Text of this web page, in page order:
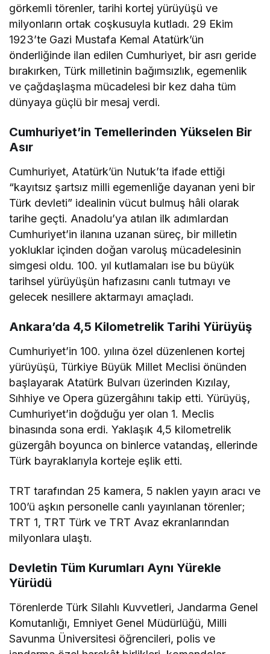
görkemli törenler, tarihi kortej yürüyüşü ve
milyonların ortak coşkusuyla kutladı. 29 Ekim
1923’te Gazi Mustafa Kemal Atatürk’ün
önderliğinde ilan edilen Cumhuriyet, bir asrı geride
bırakırken, Türk milletinin bağımsızlık, egemenlik
ve çağdaşlaşma mücadelesi bir kez daha tüm
dünyaya güçlü bir mesaj verdi.
Cumhuriyet’in Temellerinden Yükselen Bir
Asır
Cumhuriyet, Atatürk’ün Nutuk’ta ifade ettiği
“kayıtsız şartsız milli egemenliğe dayanan yeni bir
Türk devleti” idealinin vücut bulmuş hâli olarak
tarihe geçti. Anadolu’ya atılan ilk adımlardan
Cumhuriyet’in ilanına uzanan süreç, bir milletin
yokluklar içinden doğan varoluş mücadelesinin
simgesi oldu. 100. yıl kutlamaları ise bu büyük
tarihsel yürüyüşün hafızasını canlı tutmayı ve
gelecek nesillere aktarmayı amaçladı.
Ankara’da 4,5 Kilometrelik Tarihi Yürüyüş
Cumhuriyet’in 100. yılına özel düzenlenen kortej
yürüyüşü, Türkiye Büyük Millet Meclisi önünden
başlayarak Atatürk Bulvarı üzerinden Kızılay,
Sıhhiye ve Opera güzergâhını takip etti. Yürüyüş,
Cumhuriyet’in doğduğu yer olan 1. Meclis
binasında sona erdi. Yaklaşık 4,5 kilometrelik
güzergâh boyunca on binlerce vatandaş, ellerinde
Türk bayraklarıyla korteje eşlik etti.
TRT tarafından 25 kamera, 5 naklen yayın aracı ve
100’ü aşkın personelle canlı yayınlanan törenler;
TRT 1, TRT Türk ve TRT Avaz ekranlarından
milyonlara ulaştı.
Devletin Tüm Kurumları Aynı Yürekle
Yürüdü
Törenlerde Türk Silahlı Kuvvetleri, Jandarma Genel
Komutanlığı, Emniyet Genel Müdürlüğü, Milli
Savunma Üniversitesi öğrencileri, polis ve